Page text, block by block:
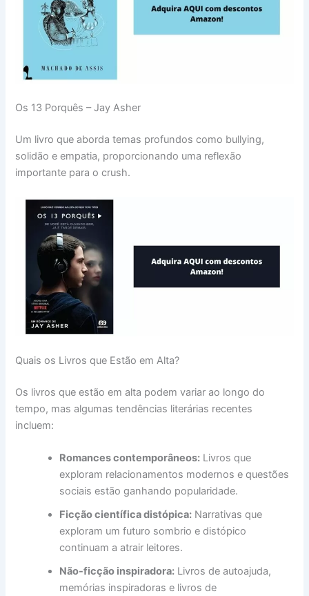
Os 13 Porquês – Jay Asher
Um livro que aborda temas profundos como bullying,
solidão e empatia, proporcionando uma reflexão
importante para o crush.
Quais os Livros que Estão em Alta?
Os livros que estão em alta podem variar ao longo do
tempo, mas algumas tendências literárias recentes
incluem:
Romances contemporâneos: Livros que
exploram relacionamentos modernos e questões
sociais estão ganhando popularidade.
Ficção científica distópica: Narrativas que
exploram um futuro sombrio e distópico
continuam a atrair leitores.
Não-ficção inspiradora: Livros de autoajuda,
memórias inspiradoras e livros de